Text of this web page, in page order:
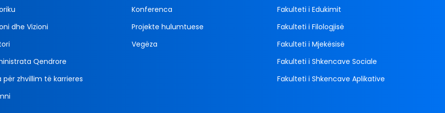
dhe Vizioni
Qendrore
për zhvillim të karrieres
Konferenca
Projekte hulumtuese
Vegëza
Fakulteti i Edukimit
Fakulteti i Filologjisë
Fakulteti i Mjekësisë
Fakulteti i Shkencave Sociale
Fakulteti i Shkencave Aplikative